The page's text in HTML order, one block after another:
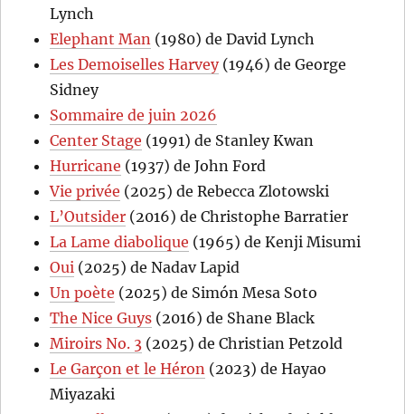
Lynch
Elephant Man (1980) de David Lynch
Les Demoiselles Harvey(1946) de George
Sidney
Sommaire de juin 2026
Center Stage (1991) de Stanley Kwan
Hurricane (1937) de John Ford
Vie privée (2025) de Rebecca Zlotowski
L’Outsider (2016) de Christophe Barratier
La Lame diabolique (1965) de Kenji Misumi
Oui (2025) de Nadav Lapid
Un poète (2025) de Simón Mesa Soto
The Nice Guys (2016) de Shane Black
Miroirs No. 3 (2025) de Christian Petzold
Le Garçon et le Héron (2023) de Hayao
Miyazaki